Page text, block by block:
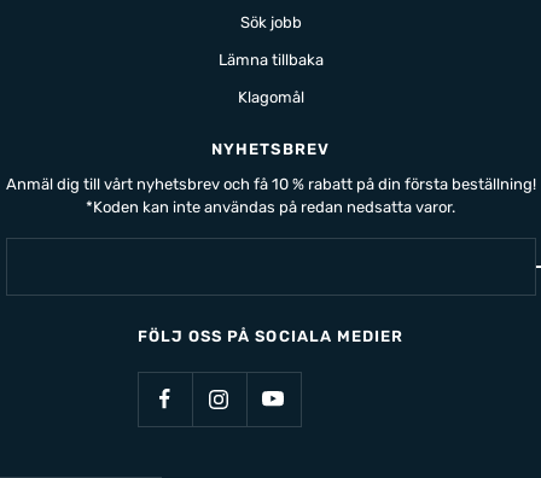
Sök jobb
Lämna tillbaka
Klagomål
NYHETSBREV
Anmäl dig till vårt nyhetsbrev och få 10 % rabatt på din första beställning!
*Koden kan inte användas på redan nedsatta varor.
FÖLJ OSS PÅ SOCIALA MEDIER